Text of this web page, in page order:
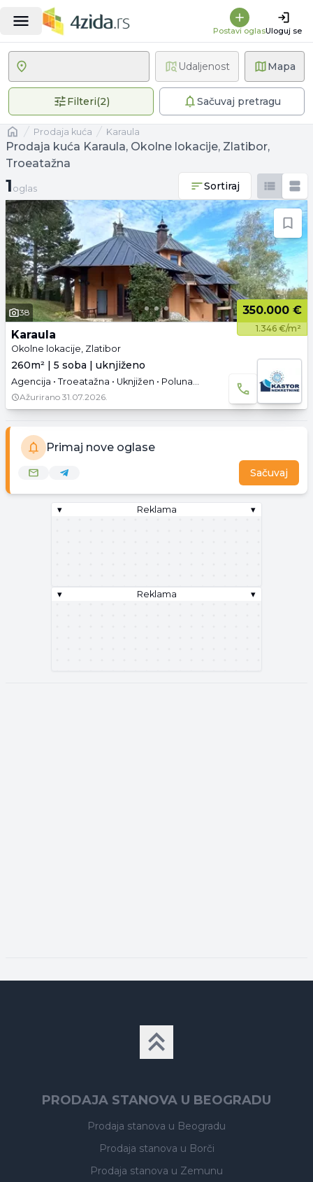
Postavi oglasUloguj se
Mapa
Filteri(2)2 primenjena filteraSačuvaj pretragu
Udaljenost
Naslovnaprodaja kuća Karaula
Prodaja kuća Karaula, Okolne lokacije, Zlatibor,
Troeatažna
1 oglas
1 oglas Sortiraj
38 350.000 €
1.346 €/m²
Karaula
Okolne lokacije, Zlatibor
260m² | 5 soba | uknjiženo
Agencija • Troeatažna • Uknjižen • Polunamešteno
Ažurirano 31.07.2026.
Primaj nove oglase
Sačuvaj
▾ Reklama ▾
▾ Reklama ▾
PRODAJA STANOVA U BEOGRADU
Prodaja stanova u Beogradu
Prodaja stanova u Borči
Prodaja stanova u Zemunu